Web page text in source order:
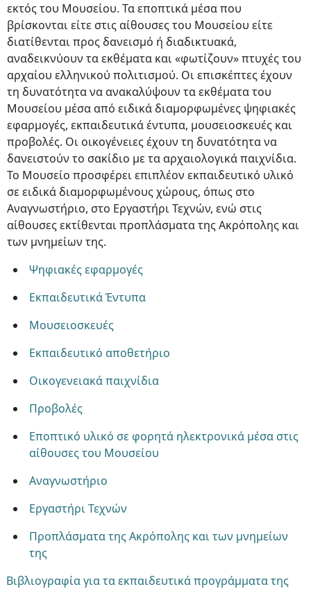
εκτός του Μουσείου. Τα εποπτικά μέσα που
βρίσκονται είτε στις αίθουσες του Μουσείου είτε
διατίθενται προς δανεισμό ή διαδικτυακά,
αναδεικνύουν τα εκθέματα και «φωτίζουν» πτυχές του
αρχαίου ελληνικού πολιτισμού. Οι επισκέπτες έχουν
τη δυνατότητα να ανακαλύψουν τα εκθέματα του
Μουσείου μέσα από ειδικά διαμορφωμένες ψηφιακές
εφαρμογές, εκπαιδευτικά έντυπα, μουσειοσκευές και
προβολές. Οι οικογένειες έχουν τη δυνατότητα να
δανειστούν το σακίδιο με τα αρχαιολογικά παιχνίδια.
Το Μουσείο προσφέρει επιπλέον εκπαιδευτικό υλικό
σε ειδικά διαμορφωμένους χώρους, όπως στο
Αναγνωστήριο, στο Εργαστήρι Τεχνών, ενώ στις
αίθουσες εκτίθενται προπλάσματα της Ακρόπολης και
των μνημείων της.
Ψηφιακές εφαρμογές
Εκπαιδευτικά Έντυπα
Μουσειοσκευές
Εκπαιδευτικό αποθετήριο
Οικογενειακά παιχνίδια
Προβολές
Εποπτικό υλικό σε φορητά ηλεκτρονικά μέσα στις
αίθουσες του Μουσείου
Αναγνωστήριο
Εργαστήρι Τεχνών
Προπλάσματα της Ακρόπολης και των μνημείων
της
Βιβλιογραφία για τα εκπαιδευτικά προγράμματα της